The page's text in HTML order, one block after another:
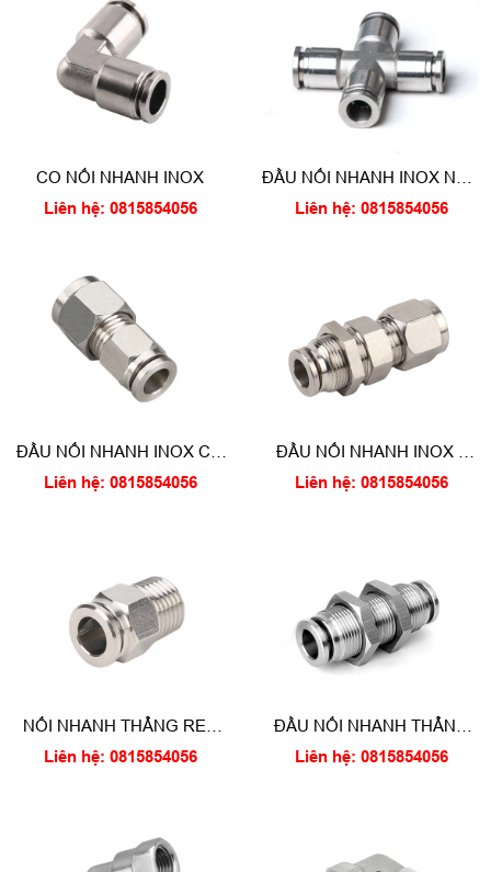
CO NỐI NHANH INOX
Liên hệ: 0815854056
ĐẦU NỐI NHANH INOX NGÃ
TƯ
Liên hệ: 0815854056
ĐẦU NỐI NHANH INOX CÓ
1 ĐẦU SIẾT HẠT BẮP
Liên hệ: 0815854056
ĐẦU NỐI NHANH INOX 1
ĐẦU SIẾT ỐC 1 ĐẦU SIẾT
Liên hệ: 0815854056
NỐI NHANH THẲNG REN
NGOÀI INOX
Liên hệ: 0815854056
ĐẦU NỐI NHANH THẲNG
INOX CÓ ỐC SIẾT
Liên hệ: 0815854056